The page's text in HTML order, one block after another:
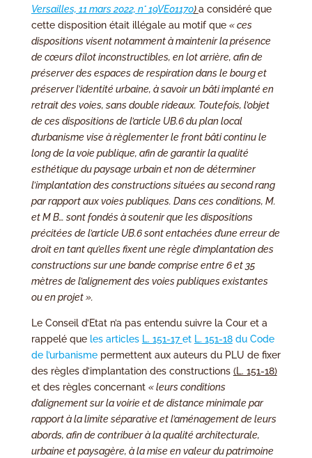
Versailles, 11 mars 2022, n° 19VE01170)a considéré que
cette disposition était illégale au motif que « ces
dispositions visent notamment à maintenir la présence
de cœurs d’ilot inconstructibles, en lot arrière, afin de
préserver des espaces de respiration dans le bourg et
préserver l’identité urbaine, à savoir un bâti implanté en
retrait des voies, sans double rideaux. Toutefois, l’objet
de ces dispositions de l’article UB.6 du plan local
d’urbanisme vise à règlementer le front bâti continu le
long de la voie publique, afin de garantir la qualité
esthétique du paysage urbain et non de déterminer
l’implantation des constructions situées au second rang
par rapport aux voies publiques. Dans ces conditions, M.
et M B… sont fondés à soutenir que les dispositions
précitées de l’article UB.6 sont entachées d’une erreur de
droit en tant qu’elles fixent une règle d’implantation des
constructions sur une bande comprise entre 6 et 35
mètres de l’alignement des voies publiques existantes
ou en projet ».
Le Conseil d’Etat n’a pas entendu suivre la Cour et a
rappelé que les articles L. 151-17et L. 151-18du Code
de l’urbanismepermettent aux auteurs du PLU de fixer
des règles d’implantation des constructions (L. 151-18)
et des règles concernant « leurs conditions
d’alignement sur la voirie et de distance minimale par
rapport à la limite séparative et l’aménagement de leurs
abords, afin de contribuer à la qualité architecturale,
urbaine et paysagère, à la mise en valeur du patrimoine